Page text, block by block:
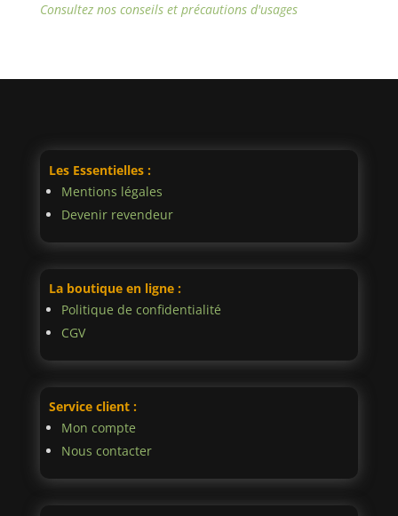
Consultez nos conseils et précautions d'usages
Les Essentielles :
Mentions légales
Devenir revendeur
La boutique en ligne :
Politique de confidentialité
CGV
Service client :
Mon compte
Nous contacter